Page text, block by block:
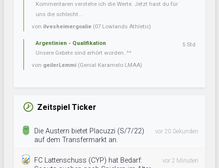
Kommentaren verstehe ich die Werte. Jetzt hast du für
uns die schlecht...
von ilvesheimergoalie (07 Lowlands Athletic)
Argentinien - Qualifikation
Unsere Gebete sind erhört worden..^^
von geilerLemmi (Genial Karamelo LMAA)
5 Std
Zeitspiel Ticker
Die Austern bietet Placuzzi (S/7/22)
auf dem Transfermarkt an.
vor 20 Sekunden
FC Lattenschuss (CYP) hat Bedarf:
vor 2 Minuten